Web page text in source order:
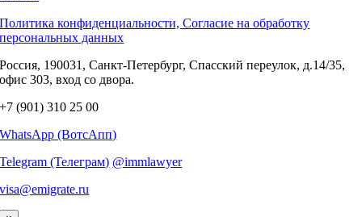
Политика конфиденциальности, Согласие на обработку
персональных данных
Россия, 190031, Санкт-Петербург, Спасский переулок, д.14/35,
офис 303, вход со двора.
+7 (901) 310 25 00
WhatsApp (ВотсАпп)
Telegram (Телеграм) @immlawyer
visa@emigrate.ru